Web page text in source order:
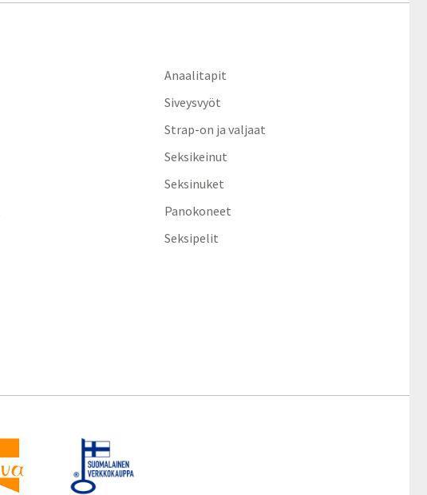
Anaalitapit
Siveysvyöt
Strap-on ja valjaat
Seksikeinut
Seksinuket
Panokoneet
Seksipelit